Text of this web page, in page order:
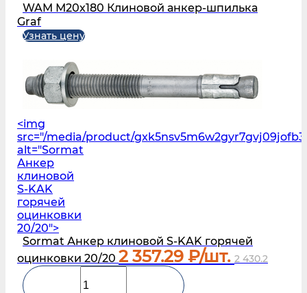
WAM М20х180 Клиновой анкер-шпилька
Graf
Узнать цену
<img
src="/media/product/
alt="Sormat
Анкер
клиновой
S‑KAK
горячей
оцинковки
20/20">
Sormat Анкер клиновой S‑KAK горячей
оцинковки 20/20 2 357.29 ₽/шт. 2 430.2